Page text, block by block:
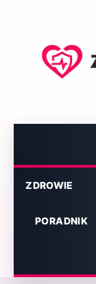
ZDROWIE
PORADNIK